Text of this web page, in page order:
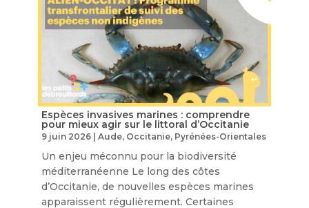
Espèces invasives marines : comprendre
pour mieux agir sur le littoral d’Occitanie
9 juin 2026| Aude, Occitanie, Pyrénées-Orientales
Un enjeu méconnu pour la biodiversité
méditerranéenne Le long des côtes
d’Occitanie, de nouvelles espèces marines
apparaissent régulièrement. Certaines